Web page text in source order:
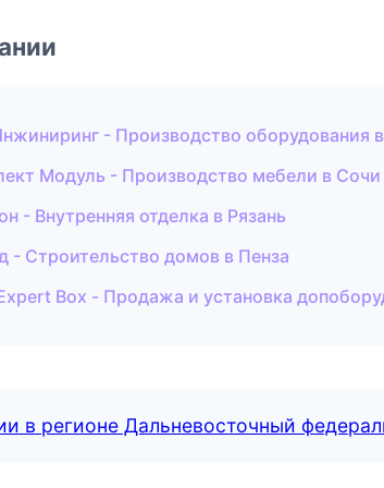
- Производство оборудования
Модуль - Производство мебели в Сочи
- Внутренняя отделка в Рязань
Строительство домов в Пенза
Box - Продажа и установка
в регионе Дальневосточный